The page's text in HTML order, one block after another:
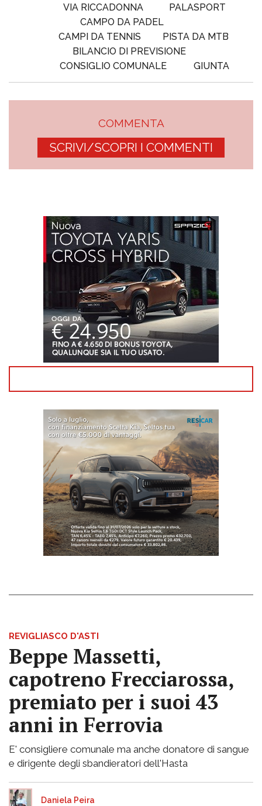
VIA RICCADONNA
PALASPORT
CAMPO DA PADEL
CAMPI DA TENNIS
PISTA DA MTB
BILANCIO DI PREVISIONE
CONSIGLIO COMUNALE
GIUNTA
COMMENTA
SCRIVI/SCOPRI I COMMENTI
REVIGLIASCO D'ASTI
Beppe Massetti,
capotreno Frecciarossa,
premiato per i suoi 43
anni in Ferrovia
E' consigliere comunale ma anche donatore di sangue
e dirigente degli sbandieratori dell'Hasta
Daniela Peira